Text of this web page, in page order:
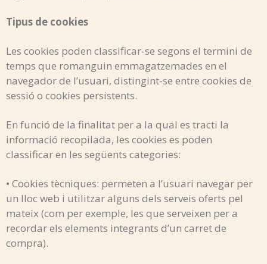
Tipus de cookies
Les cookies poden classificar-se segons el termini de
temps que romanguin emmagatzemades en el
navegador de l’usuari, distingint-se entre cookies de
sessió o cookies persistents.
En funció de la finalitat per a la qual es tracti la
informació recopilada, les cookies es poden
classificar en les següents categories:
• Cookies tècniques: permeten a l’usuari navegar per
un lloc web i utilitzar alguns dels serveis oferts pel
mateix (com per exemple, les que serveixen per a
recordar els elements integrants d’un carret de
compra).